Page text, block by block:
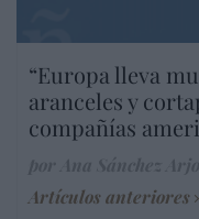
“Europa lleva
aranceles y
compañías
Artículos anteriores